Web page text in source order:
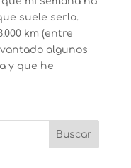
suele serlo.
km (entre
algunos
y que he